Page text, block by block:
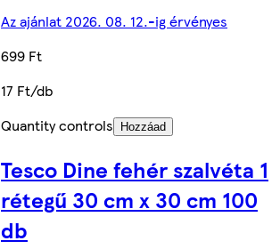
Az ajánlat 2026. 08. 12.-ig érvényes
699 Ft
17 Ft/db
Quantity controls
Hozzáad
Tesco Dine fehér szalvéta 1
rétegű 30 cm x 30 cm 100
db